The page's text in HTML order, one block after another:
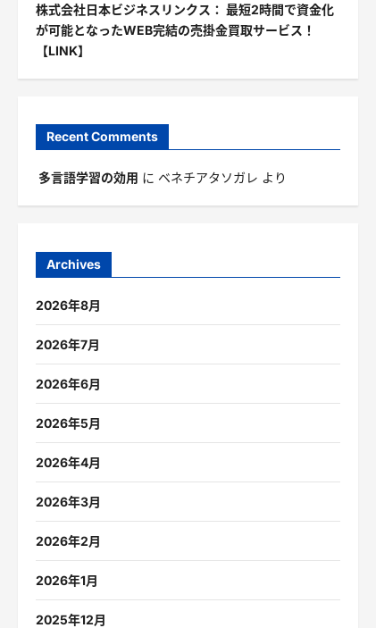
株式会社日本ビジネスリンクス： 最短2時間で資金化
が可能となったWEB完結の売掛金買取サービス！
【LINK】
Recent Comments
多言語学習の効用 に ベネチアタソガレ より
Archives
2026年8月
2026年7月
2026年6月
2026年5月
2026年4月
2026年3月
2026年2月
2026年1月
2025年12月